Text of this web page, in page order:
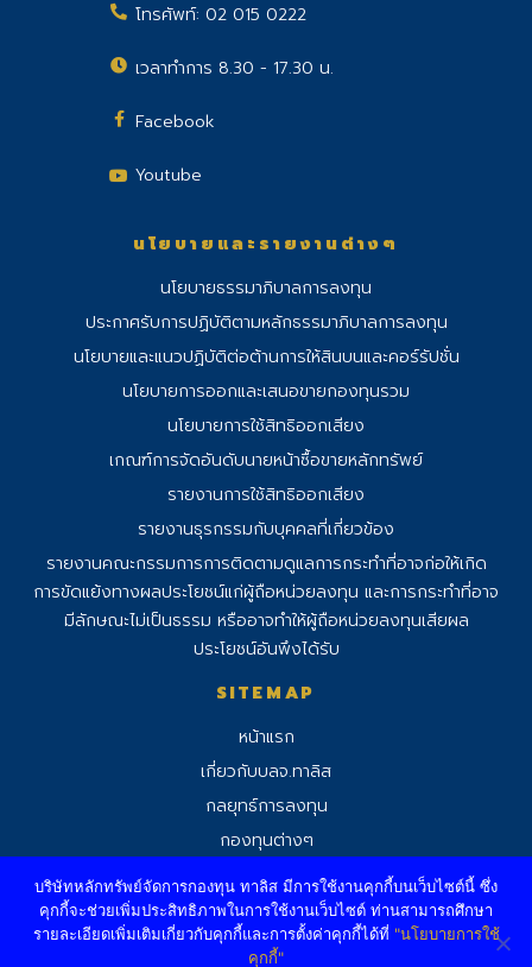
โทรศัพท์: 02 015 0222
เวลาทำการ 8.30 - 17.30 น.
Facebook
Youtube
นโยบายและรายงานต่างๆ
นโยบายธรรมาภิบาลการลงทุน
ประกาศรับการปฏิบัติตามหลักธรรมาภิบาลการลงทุน
นโยบายและแนวปฏิบัติต่อต้านการให้สินบนและคอร์รัปชั่น
นโยบายการออกและเสนอขายกองทุนรวม
นโยบายการใช้สิทธิออกเสียง
เกณฑ์การจัดอันดับนายหน้าซื้อขายหลักทรัพย์
รายงานการใช้สิทธิออกเสียง
รายงานธุรกรรมกับบุคคลที่เกี่ยวข้อง
รายงานคณะกรรมการการติดตามดูแลการกระทําที่อาจก่อให้เกิด
การขัดแย้งทางผลประโยชน์แก่ผู้ถือหน่วยลงทุน และการกระทําที่อาจ
มีลักษณะไม่เป็นธรรม หรืออาจทําให้ผู้ถือหน่วยลงทุนเสียผล
ประโยชน์อันพึงได้รับ
SITEMAP
หน้าแรก
เกี่ยวกับบลจ.ทาลิส
กลยุทธ์การลงทุน
กองทุนต่างๆ
อัพเดทข่าวสาร
©2026 Talis Asset Management Company Limited.
บริษัทหลักทรัพย์จัดการกองทุน ทาลิส มีการใช้งานคุกกี้บนเว็บไซต์นี้ ซึ่ง
คุกกี้จะช่วยเพิ่มประสิทธิภาพในการใช้งานเว็บไซต์ ท่านสามารถศึกษา
รายละเอียดเพิ่มเติมเกี่ยวกับคุกกี้และการตั้งค่าคุกกี้ได้ที่ "นโยบายการใช้
คุกกี้"